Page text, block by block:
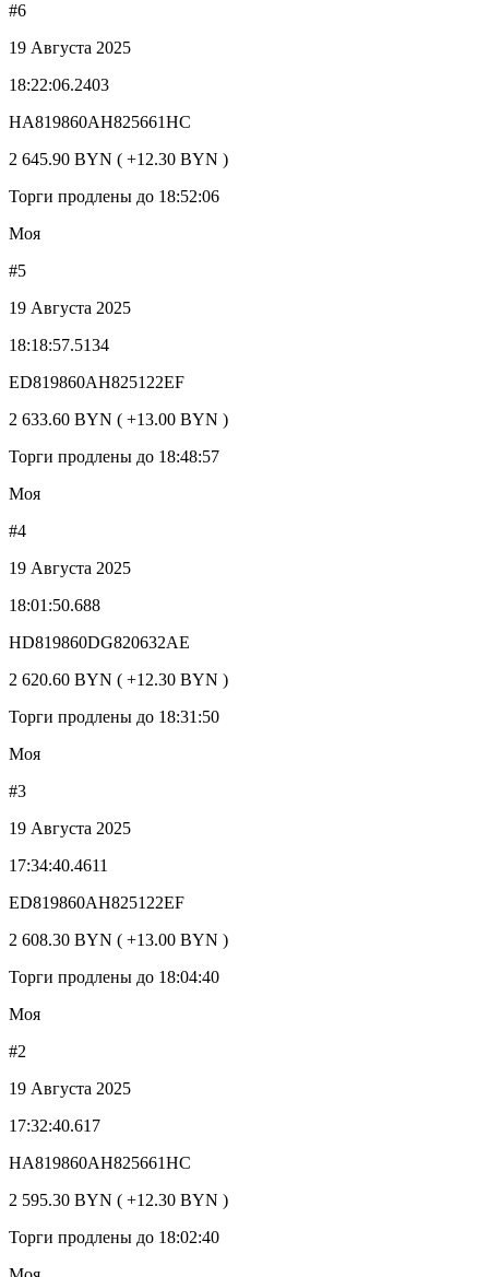
#6
19 Августа 2025
18:22:06.2403
HA819860AH825661HC
2 645.90 BYN ( +12.30 BYN )
Торги продлены до 18:52:06
Моя
#5
19 Августа 2025
18:18:57.5134
ED819860AH825122EF
2 633.60 BYN ( +13.00 BYN )
Торги продлены до 18:48:57
Моя
#4
19 Августа 2025
18:01:50.688
HD819860DG820632AE
2 620.60 BYN ( +12.30 BYN )
Торги продлены до 18:31:50
Моя
#3
19 Августа 2025
17:34:40.4611
ED819860AH825122EF
2 608.30 BYN ( +13.00 BYN )
Торги продлены до 18:04:40
Моя
#2
19 Августа 2025
17:32:40.617
HA819860AH825661HC
2 595.30 BYN ( +12.30 BYN )
Торги продлены до 18:02:40